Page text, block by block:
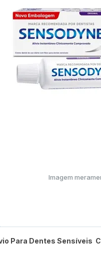
Imagem
Para Dentes Sensíveis